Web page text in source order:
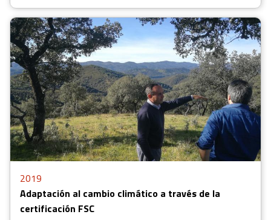
2019
Adaptación al cambio climático a través de la
certificación FSC